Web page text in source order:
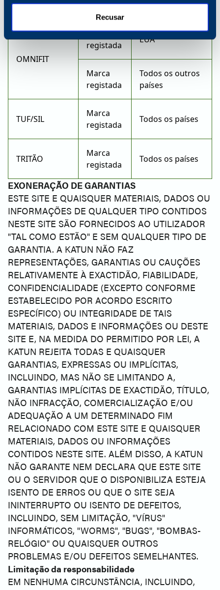
Recusar
registada
países
OMNIFIT
Marca
registada
EUA
Marca
registada
Todos os outros
países
TUF/SIL
Marca
registada
Todos os países
TRITÃO
Marca
registada
Todos os países
EXONERAÇÃO DE GARANTIAS
ESTE SITE E QUAISQUER MATERIAIS, DADOS OU
INFORMAÇÕES DE QUALQUER TIPO CONTIDOS
NESTE SITE SÃO FORNECIDOS AO UTILIZADOR
"TAL COMO ESTÃO" E SEM QUALQUER TIPO DE
GARANTIA. A KATUN NÃO FAZ
REPRESENTAÇÕES, GARANTIAS OU CAUÇÕES
RELATIVAMENTE À EXACTIDÃO, FIABILIDADE,
CONFIDENCIALIDADE (EXCEPTO CONFORME
ESTABELECIDO POR ACORDO ESCRITO
ESPECÍFICO) OU INTEGRIDADE DE TAIS
MATERIAIS, DADOS E INFORMAÇÕES OU DESTE
SITE E, NA MEDIDA DO PERMITIDO POR LEI, A
KATUN REJEITA TODAS E QUAISQUER
GARANTIAS, EXPRESSAS OU IMPLÍCITAS,
INCLUINDO, MAS NÃO SE LIMITANDO A,
GARANTIAS IMPLÍCITAS DE EXACTIDÃO, TÍTULO,
NÃO INFRACÇÃO, COMERCIALIZAÇÃO E/OU
ADEQUAÇÃO A UM DETERMINADO FIM
RELACIONADO COM ESTE SITE E QUAISQUER
MATERIAIS, DADOS OU INFORMAÇÕES
CONTIDOS NESTE SITE. ALÉM DISSO, A KATUN
NÃO GARANTE NEM DECLARA QUE ESTE SITE
OU O SERVIDOR QUE O DISPONIBILIZA ESTEJA
ISENTO DE ERROS OU QUE O SITE SEJA
ININTERRUPTO OU ISENTO DE DEFEITOS,
INCLUINDO, SEM LIMITAÇÃO, "VÍRUS"
INFORMÁTICOS, "WORMS", "BUGS", "BOMBAS-
RELÓGIO" OU QUAISQUER OUTROS
PROBLEMAS E/OU DEFEITOS SEMELHANTES.
Limitação da responsabilidade
EM NENHUMA CIRCUNSTÂNCIA, INCLUINDO,